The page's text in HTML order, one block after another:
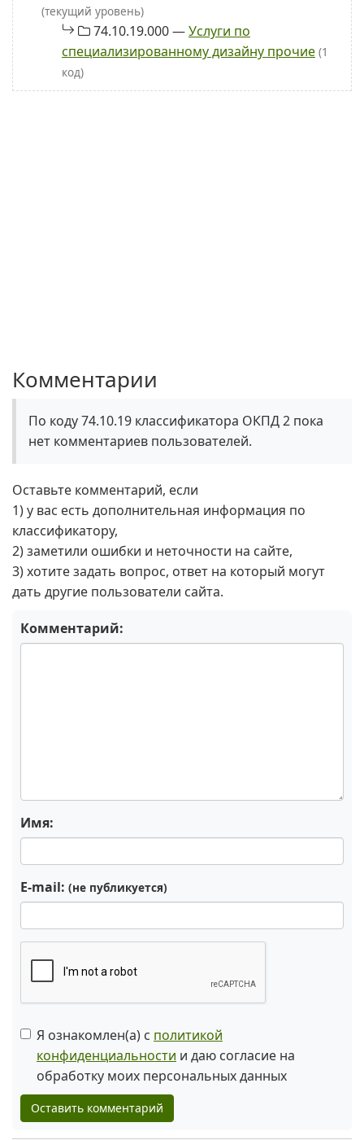
(текущий уровень)
74.10.19.000 —Услуги по
специализированному дизайну прочие (1
код)
Комментарии
По коду 74.10.19 классификатора ОКПД 2 пока
нет комментариев пользователей.
Оставьте комментарий, если
1) у вас есть дополнительная информация по
классификатору,
2) заметили ошибки и неточности на сайте,
3) хотите задать вопрос, ответ на который могут
дать другие пользователи сайта.
Комментарий:
Имя:
E-mail: (не публикуется)
Я ознакомлен(а) с политикой
конфиденциальности и даю согласие на
обработку моих персональных данных
Оставить комментарий